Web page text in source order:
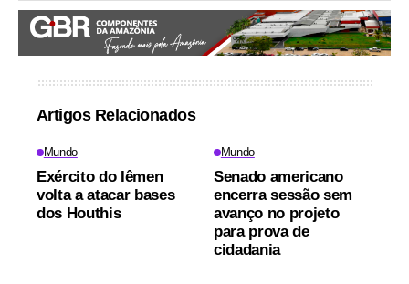
Artigos Relacionados
Mundo
Exército do Iêmen
volta a atacar bases
dos Houthis
Mundo
Senado americano
encerra sessão sem
avanço no projeto
para prova de
cidadania